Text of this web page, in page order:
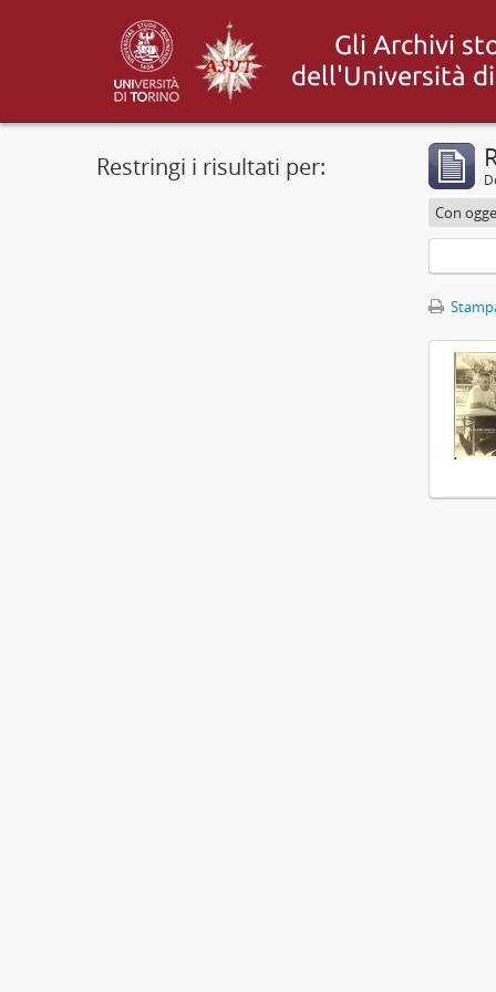
Restringi i risultati per:
Con